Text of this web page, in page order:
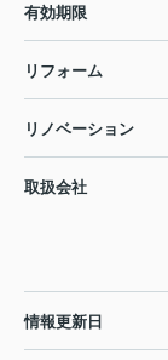
有効期限
リフォーム
リノベーション
取扱会社
情報更新日